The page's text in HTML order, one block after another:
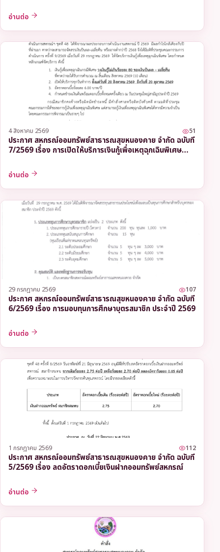
อ่านต่อ
4 สิงหาคม 2569 51
ประกาศ สหกรณ์ออมทรัพย์สาธารณสุขหนองคาย จำกัด ฉบับที่
7/2569 เรื่อง การเปิดให้บริการเงินกู้เพื่อเหตุฉุกเฉินพิเศษ
อ่านต่อ
29 กรกฎาคม 2569 107
ประกาศ สหกรณ์ออมทรัพย์สาธารณสุขหนองคาย จำกัด ฉบับที่
6/2569 เรื่อง การมอบทุนการศึกษาบุตรสมาชิก ประจำปี 2569
อ่านต่อ
1 กรกฎาคม 2569 112
ประกาศ สหกรณ์ออมทรัพย์สาธารณสุขหนองคาย จำกัด ฉบับที่
5/2569 เรื่อง ลดอัตราดอกเบี้ยเงินฝากออมทรัพย์สหกรณ์
อ่านต่อ